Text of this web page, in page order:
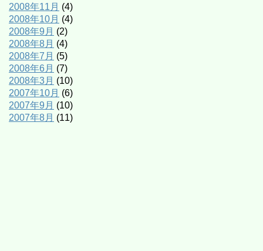
2008年11月 (4)
2008年10月 (4)
2008年9月 (2)
2008年8月 (4)
2008年7月 (5)
2008年6月 (7)
2008年3月 (10)
2007年10月 (6)
2007年9月 (10)
2007年8月 (11)